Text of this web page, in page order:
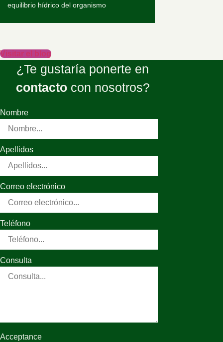
equilibrio hídrico del organismo
Visitar el blog
¿Te gustaría ponerte en
contactocon nosotros?
Nombre
Apellidos
Correo electrónico
Teléfono
Consulta
Acceptance